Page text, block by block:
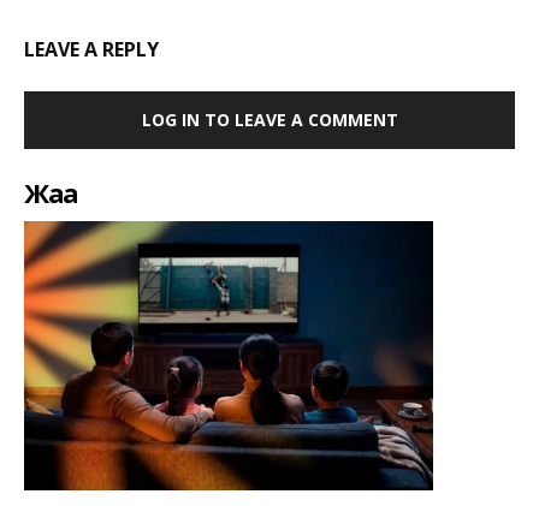
LEAVE A REPLY
LOG IN TO LEAVE A COMMENT
Жаңа